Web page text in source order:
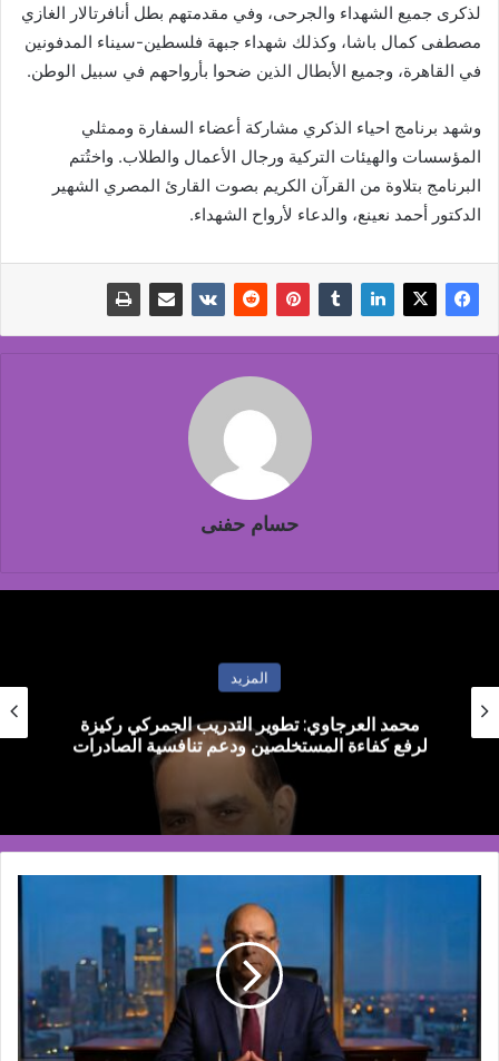
لذكرى جميع الشهداء والجرحى، وفي مقدمتهم بطل أنافرتالار الغازي
مصطفى كمال باشا، وكذلك شهداء جبهة فلسطين-سيناء المدفونين
في القاهرة، وجميع الأبطال الذين ضحوا بأرواحهم في سبيل الوطن.
وشهد برنامج احياء الذكري مشاركة أعضاء السفارة وممثلي
المؤسسات والهيئات التركية ورجال الأعمال والطلاب. واختُتم
البرنامج بتلاوة من القرآن الكريم بصوت القارئ المصري الشهير
الدكتور أحمد نعينع، والدعاء لأرواح الشهداء.
حسام حفنى
القاهرة تستضيف أول ملتقى دولي في أفريقيا
لمناقشة تأثيرات تغير المناخ في هندسة الرياح
شراكات
استراتيجية